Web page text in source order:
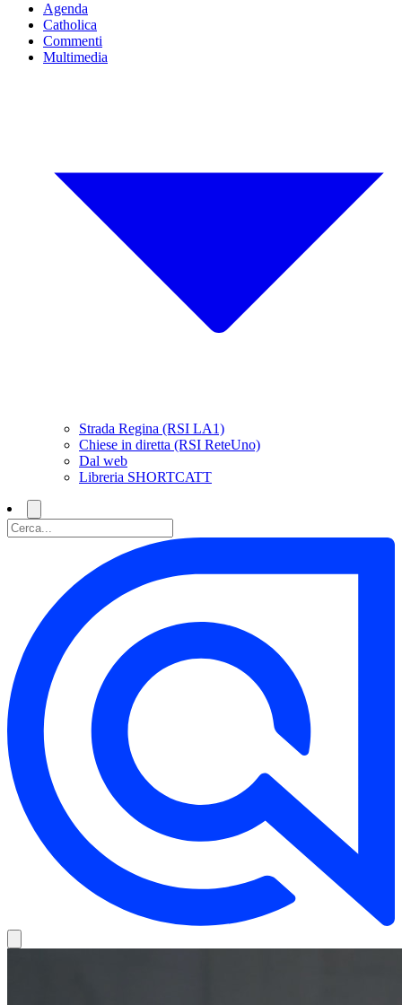
Agenda
Catholica
Commenti
Multimedia
Strada Regina (RSI LA1)
Chiese in diretta (RSI ReteUno)
Dal web
Libreria SHORTCATT